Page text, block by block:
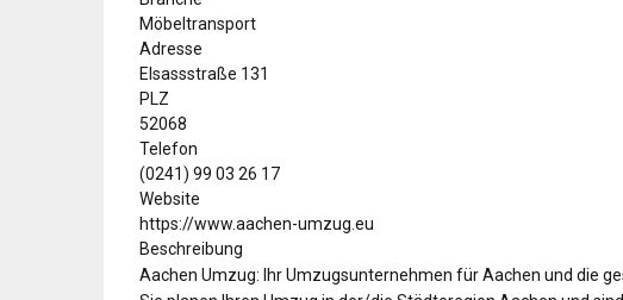
Möbeltransport
Adresse
Elsassstraße 131
PLZ
52068
Telefon
(0241) 99 03 26 17
Website
https://www.aachen-umzug.eu
Beschreibung
Aachen Umzug: Ihr Umzugsunternehmen für Aachen und die